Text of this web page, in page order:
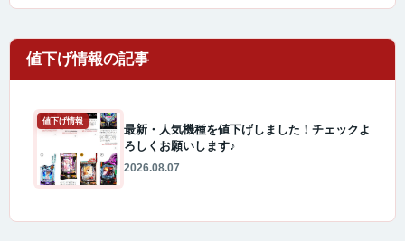
値下げ情報
最新・人気機種を値下げしました！チェックよ
ろしくお願いします♪
2026.08.07